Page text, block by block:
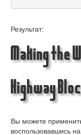
Результат:
Making the
Highway
Вы можете
воспользовавшись